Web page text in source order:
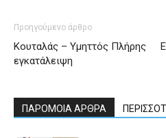
Προηγούμενο άρθρο
Κουταλάς – Υμηττός Πλήρης
εγκατάλειψη
ΠΑΡΟΜΟΙΑ ΑΡΘΡΑ